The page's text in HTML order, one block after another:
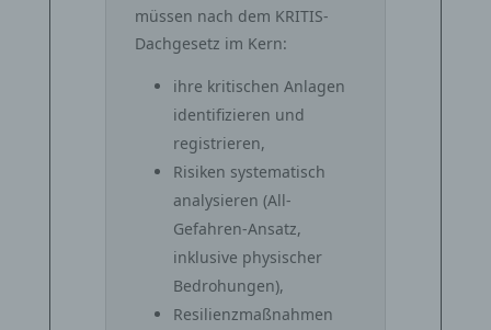
müssen nach dem KRITIS-
Dachgesetz im Kern:
ihre kritischen Anlagen
identifizieren und
registrieren,
Risiken systematisch
analysieren (All-
Gefahren-Ansatz,
inklusive physischer
Bedrohungen),
Resilienzmaßnahmen